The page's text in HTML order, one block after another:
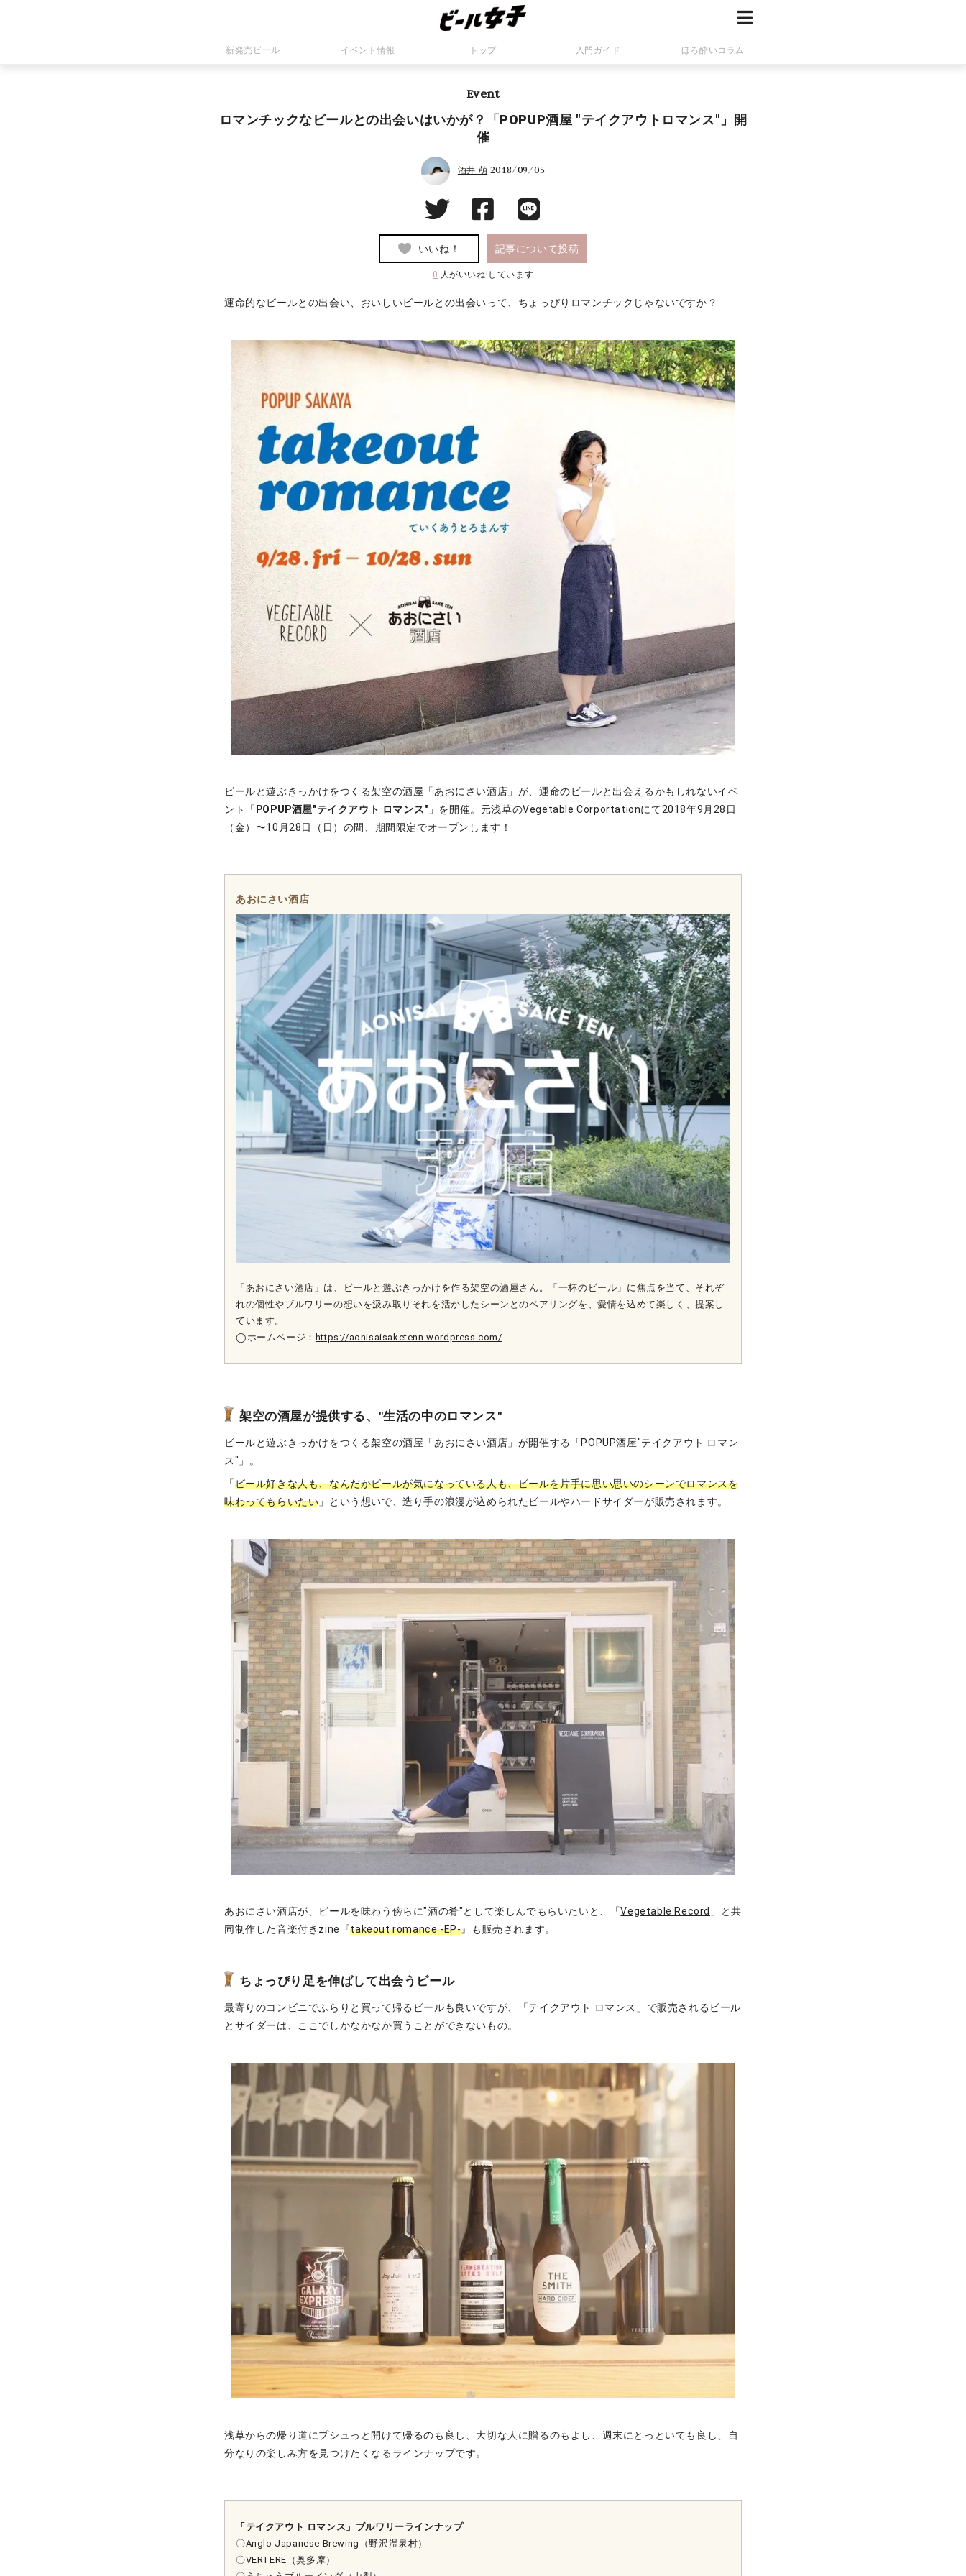
新発売ビール イベント情報 トップ 入門ガイド ほろ酔いコラム
Event
ロマンチックなビールとの出会いはいかが？「POPUP酒屋 "テイクアウトロマンス"」開
催
酒井 萌 2018/09/05
いいね！ 記事について投稿
0 人がいいね!しています
運命的なビールとの出会い、おいしいビールとの出会いって、ちょっぴりロマンチックじゃないですか？
ビールと遊ぶきっかけをつくる架空の酒屋「あおにさい酒店」が、運命のビールと出会えるかもしれないイベ
ント「 POPUP酒屋"テイクアウト ロマンス" 」を開催。元浅草のVegetable Corportationにて2018年9月28日
（金）〜10月28日（日）の間、期間限定でオープンします！
あおにさい酒店
「あおにさい酒店」は、ビールと遊ぶきっかけを作る架空の酒屋さん。「一杯のビール」に焦点を当て、それぞ
れの個性やブルワリーの想いを汲み取りそれを活かしたシーンとのペアリングを、愛情を込めて楽しく、提案し
ています。
◯ホームページ： https://aonisaisaketenn.wordpress.com/
架空の酒屋が提供する、"生活の中のロマンス"
ビールと遊ぶきっかけをつくる架空の酒屋「あおにさい酒店」が開催する「POPUP酒屋"テイクアウト ロマン
ス"」。
「ビール好きな人も、なんだかビールが気になっている人も、ビールを片手に思い思いのシーンでロマンスを
味わってもらいたい 」という想いで、造り手の浪漫が込められたビールやハードサイダーが販売されます。
あおにさい酒店が、ビールを味わう傍らに"酒の肴"として楽しんでもらいたいと、「Vegetable Record 」と共
同制作した音楽付きzine『takeout romance -EP-』も販売されます。
ちょっぴり足を伸ばして出会うビール
最寄りのコンビニでふらりと買って帰るビールも良いですが、「テイクアウト ロマンス」で販売されるビール
とサイダーは、ここでしかなかなか買うことができないもの。
浅草からの帰り道にプシュっと開けて帰るのも良し、大切な人に贈るのもよし、週末にとっといても良し、自
分なりの楽しみ方を見つけたくなるラインナップです。
「テイクアウト ロマンス」ブルワリーラインナップ
〇Anglo Japanese Brewing（野沢温泉村）
〇VERTERE（奥多摩）